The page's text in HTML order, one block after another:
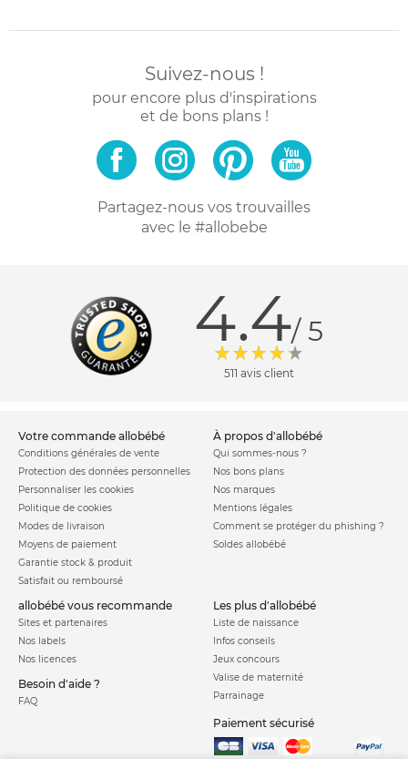
Suivez-nous !
pour encore plus d'inspirations
et de bons plans !
Partagez-nous vos trouvailles
avec le #allobebe
4.4/ 5
511 avis client
votre commande allobébé
Conditions générales de vente
Protection des données personnelles
Personnaliser les cookies
Politique de cookies
Modes de livraison
Moyens de paiement
Garantie stock & produit
Satisfait ou remboursé
à propos d'allobébé
Qui sommes-nous ?
Nos bons plans
Nos marques
Mentions légales
Comment se protéger du phishing ?
Soldes allobébé
allobébé vous recommande
Sites et partenaires
Nos labels
Nos licences
Besoin d'aide ?
FAQ
les plus d'allobébé
Liste de naissance
Infos conseils
Jeux concours
Valise de maternité
Parrainage
Paiement sécurisé